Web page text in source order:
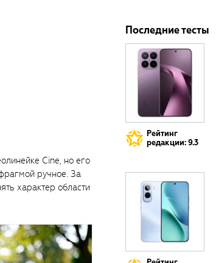
Cine, но его
ручное. За
характер области
Последние тесты
Рейтинг
редакции: 9.3